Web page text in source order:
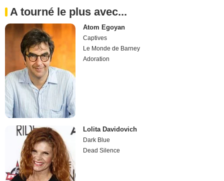
A tourné le plus avec...
Atom Egoyan
Captives
Le Monde de Barney
Adoration
Lolita Davidovich
Dark Blue
Dead Silence